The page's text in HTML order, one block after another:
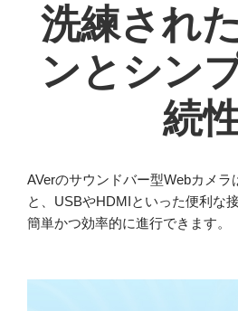
洗練され
ンとシン
続
AVerのサウンドバー型Webカメラ
と、USBやHDMIといった便利な
簡単かつ効率的に進行できます。